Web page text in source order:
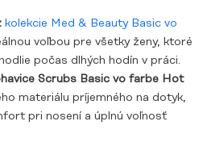
kolekcie Med & Beauty Basic vo
voľbou pre všetky ženy, ktoré
počas dlhých hodín v práci.
Scrubs Basic vo farbe Hot
materiálu príjemného na dotyk,
pri nosení a úplnú voľnosť